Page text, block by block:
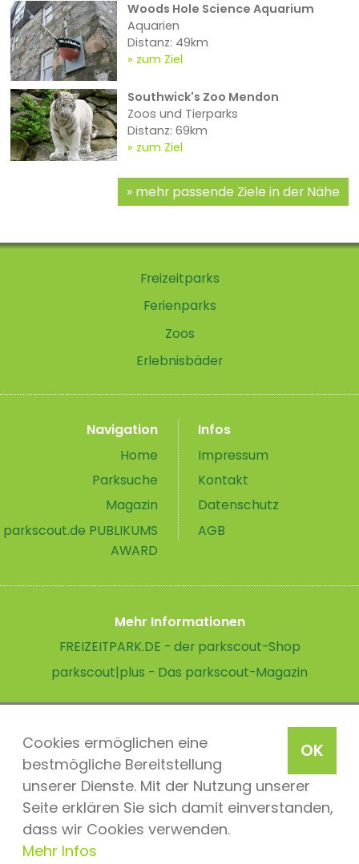
OK
Cookies ermöglichen eine
bestmögliche Bereitstellung
unserer Dienste. Mit der Nutzung unserer
Seite erklären Sie sich damit einverstanden,
dass wir Cookies verwenden.
Mehr Infos
Woods Hole Science Aquarium
Aquarien
Distanz: 49km
zum Ziel
Southwick's Zoo Mendon
Zoos und Tierparks
Distanz: 69km
zum Ziel
mehr passende Ziele in der Nähe
Freizeitparks
Ferienparks
Zoos
Erlebnisbäder
Navigation
Home
Parksuche
Magazin
parkscout.de PUBLIKUMS
AWARD
Infos
Impressum
Kontakt
Datenschutz
AGB
Mehr Informationen
FREIZEITPARK.DE - der parkscout-Shop
parkscout|plus - Das parkscout-Magazin
parkscout.de 2026, ein Produkt der Parkteam AG